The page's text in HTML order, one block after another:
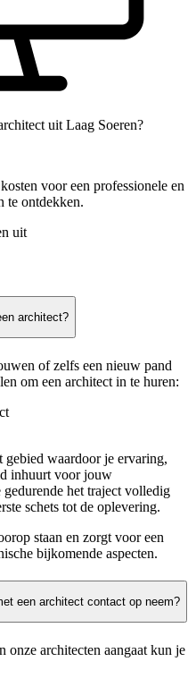
uit Laag Soeren?
voor een professionele en
te ontdekken.
uit
architect?
of zelfs een nieuw pand
om een architect in te huren:
waardoor je ervaring,
inhuurt voor jouw
het traject volledig
schets tot de oplevering.
staan en zorgt voor een
bijkomende aspecten.
een architect contact op neem?
onze architecten aangaat kun je